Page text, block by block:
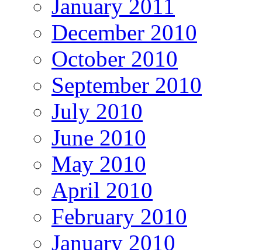
January 2011
December 2010
October 2010
September 2010
July 2010
June 2010
May 2010
April 2010
February 2010
January 2010